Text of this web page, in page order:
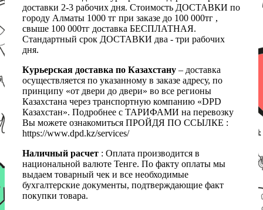
доставки 2-3 рабочих дня. Стоимость ДОСТАВКИ по
городу Алматы 1000 тг при заказе до 100 000тг ,
свыше 100 000тг доставка БЕСПЛАТНАЯ.
Стандартный срок ДОСТАВКИ два - три рабочих
дня.
Курьерская доставка по Казахстану – доставка
осуществляется по указанному в заказе адресу, по
принципу «от двери до двери» во все регионы
Казахстана через транспортную компанию «DPD
Казахстан». Подробнее с ТАРИФАМИ на перевозку
Вы можете ознакомиться ПРОЙДЯ ПО ССЫЛКЕ :
https://www.dpd.kz/services/
Наличный расчет : Оплата производится в
национальной валюте Тенге. По факту оплаты мы
выдаем товарный чек и все необходимые
бухгалтерские документы, подтверждающие факт
покупки товара.